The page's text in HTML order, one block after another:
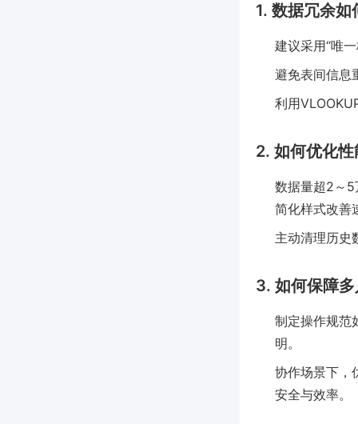
1. 数据冗余如
建议采用“唯
避免表间信息
利用
2. 如何优化
数据量超2～5
简化样式改善
主动清理历史
3. 如何保障
制定操作规范
明。
协作场景下，
安全与效率。